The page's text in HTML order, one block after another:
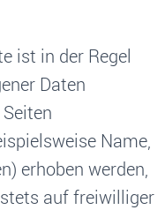
ist in der Regel
Daten
Name,
erhoben werden,
auf freiwilliger